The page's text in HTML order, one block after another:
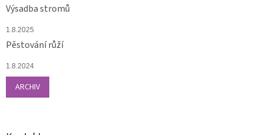
Výsadba stromů
1.8.2025
Pěstování růží
1.8.2024
ARCHIV